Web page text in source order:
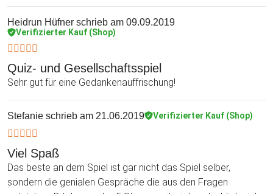
Heidrun Hüfner schrieb am 09.09.2019
Verifizierter Kauf (Shop)
Quiz- und Gesellschaftsspiel
Sehr gut für eine Gedankenauffrischung!
Stefanie schrieb am 21.06.2019 Verifizierter Kauf (Shop)
Viel Spaß
Das beste an dem Spiel ist gar nicht das Spiel selber,
sondern die genialen Gespräche die aus den Fragen